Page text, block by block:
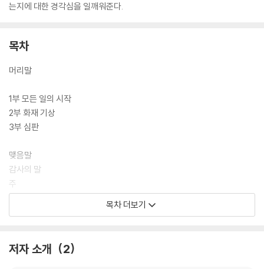
는지에 대한 경각심을 일깨워준다.
목차
머리말
1부 모든 일의 시작
2부 화재 기상
3부 심판
맺음말
감사의 말
주
참고문헌
목차 더보기
저자 소개 2